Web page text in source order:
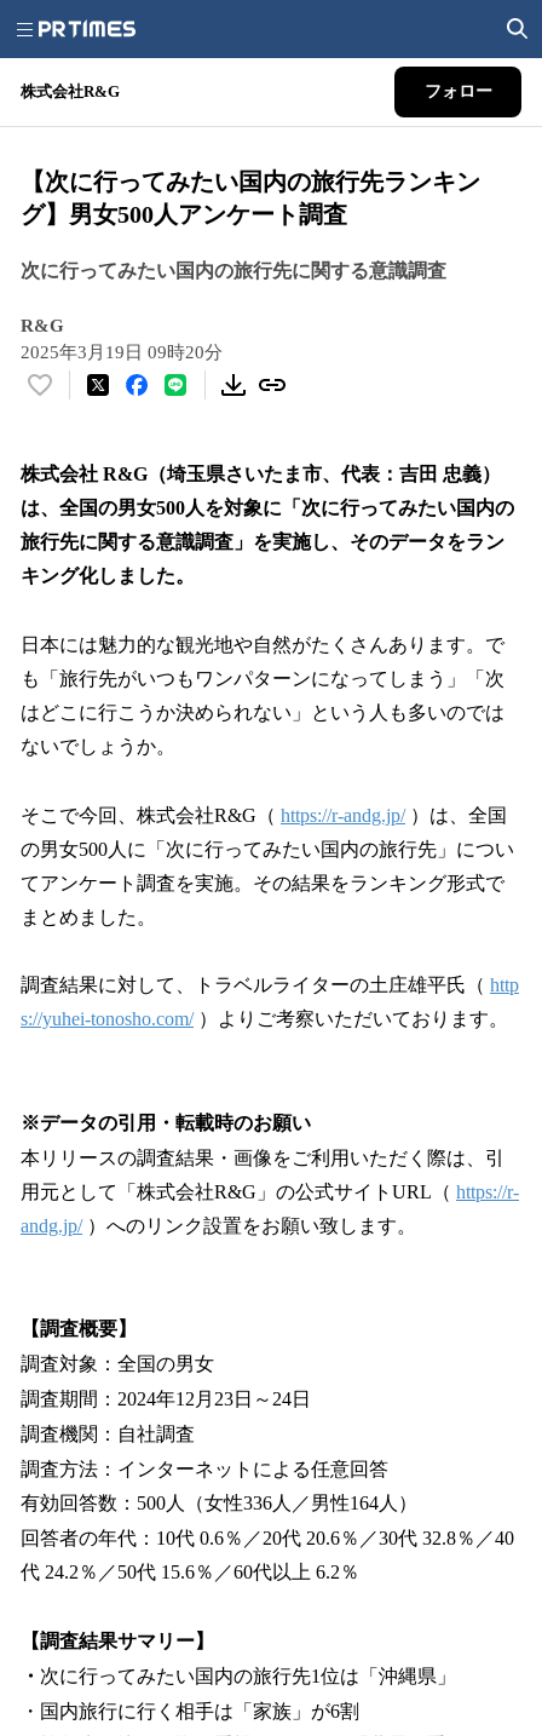
株式会社R&G フォロー
【次に行ってみたい国内の旅行先ランキン
グ】男女500人アンケート調査
次に行ってみたい国内の旅行先に関する意識調査
R&G
2025年3月19日 09時20分
い
！
を
読
み
中
で
す
株式会社 R&G（埼玉県さいたま市、代表：吉田 忠義）
は、全国の男女500人を対象に「次に行ってみたい国内の
旅行先に関する意識調査」を実施し、そのデータをラン
キング化しました。
日本には魅力的な観光地や自然がたくさんあります。で
も「旅行先がいつもワンパターンになってしまう」「次
はどこに行こうか決められない」という人も多いのでは
ないでしょうか。
そこで今回、株式会社R&G（ https://r-andg.jp/）は、全国
の男女500人に「次に行ってみたい国内の旅行先」につい
てアンケート調査を実施。その結果をランキング形式で
まとめました。
調査結果に対して、トラベルライターの土庄雄平氏（ http
s://yuhei-tonosho.com/）よりご考察いただいております。
※データの引用・転載時のお願い
本リリースの調査結果・画像をご利用いただく際は、引
用元として「株式会社R&G」の公式サイトURL（ https://r-
andg.jp/）へのリンク設置をお願い致します。
【調査概要】
調査対象：全国の男女
調査期間：2024年12月23日～24日
調査機関：自社調査
調査方法：インターネットによる任意回答
有効回答数：500人（女性336人／男性164人）
回答者の年代：10代 0.6％／20代 20.6％／30代 32.8％／40
代 24.2％／50代 15.6％／60代以上 6.2％
【調査結果サマリー】
・ 次に行ってみたい国内の旅行先1位は「沖縄県」
・国内旅行に行く相手は「家族」が6割